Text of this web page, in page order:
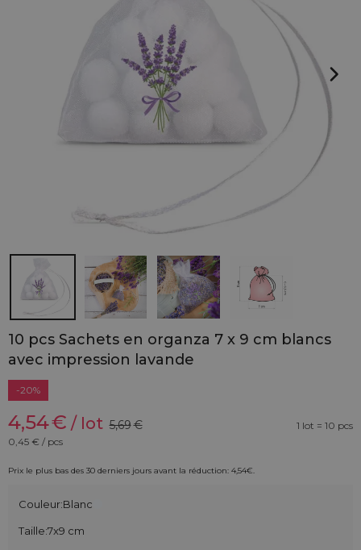
10 pcs Sachets en organza 7 x 9 cm blancs
avec impression lavande
-20%
4,54€ / lot 5,69€
1 lot = 10 pcs
0,45 € / pcs
Prix le plus bas des 30 derniers jours avant la réduction: 4,54€.
Couleur:Blanc
Taille:7x9 cm